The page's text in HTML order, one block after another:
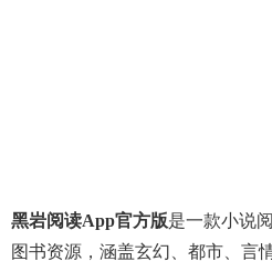
黑岩阅读app官方版是一款小说
图书资源，涵盖玄幻、都市、言